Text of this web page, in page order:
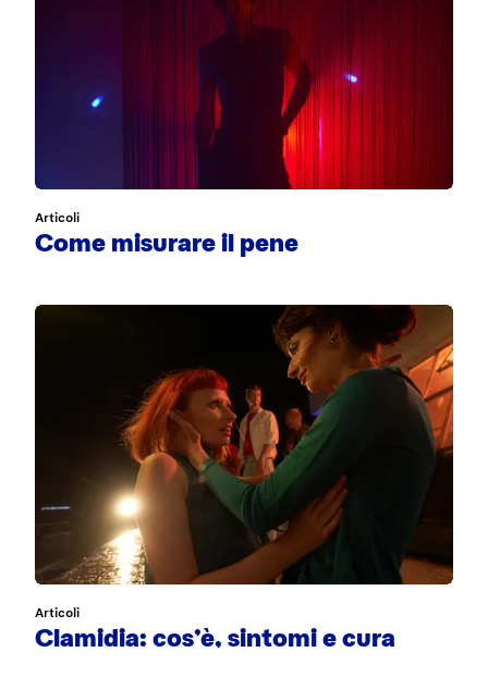
Articoli
Come misurare il pene
Articoli
Clamidia: cos’è, sintomi e cura